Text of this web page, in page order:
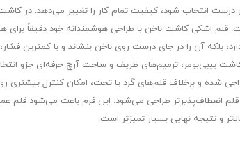
درست انتخاب شود، کیفیت تمام کار را تغییر می‌دهد. در
اشکی کاشت ناخن با طراحی هوشمندانه خود دقیقاً
بلکه آن را در جای درست روی ناخن بنشاند و با کمترین
بیبی‌بومر، ترمیم‌های ظریف و ساخت آرچ حرفه‌ای جزو
شده و برخلاف قلم‌های گرد یا تخت، امکان کنترل بیشتری
طراحی می‌شود. این فرم باعث می‌شود قلم
و نتیجه نهایی بسیار تمیز‌تر است.